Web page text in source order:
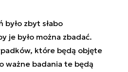
zbyt słabo
je było można zbadać.
które będą objęte
ważne badania te będą